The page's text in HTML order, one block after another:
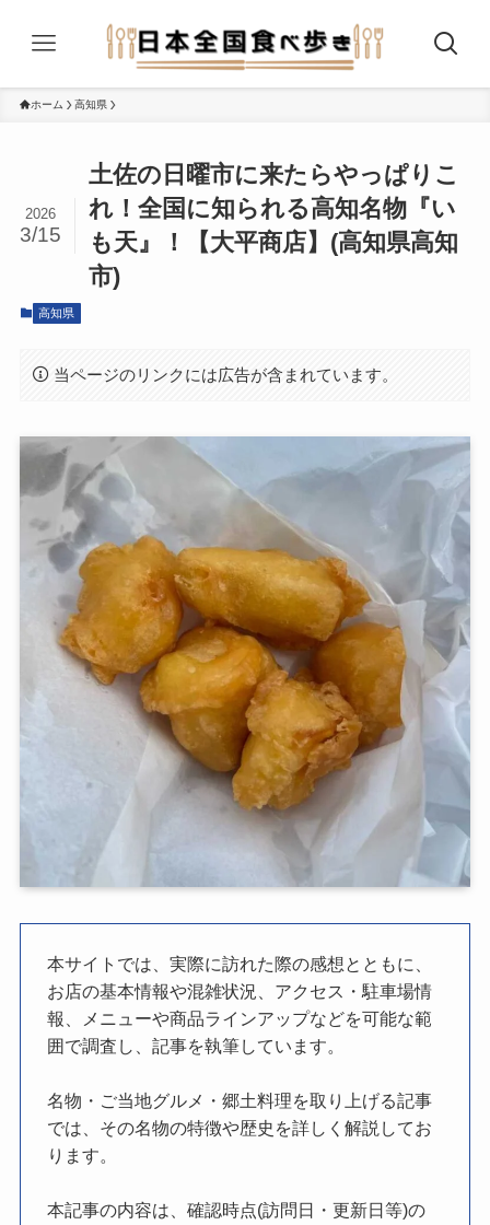
ホーム 高知県
土佐の日曜市に来たらやっぱりこ
れ！全国に知られる高知名物『い
も天』！【大平商店】(高知県高知
市)
2026
3/15
高知県
当ページのリンクには広告が含まれています。
本サイトでは、実際に訪れた際の感想とともに、
お店の基本情報や混雑状況、アクセス・駐車場情
報、メニューや商品ラインアップなどを可能な範
囲で調査し、記事を執筆しています。
名物・ご当地グルメ・郷土料理を取り上げる記事
では、その名物の特徴や歴史を詳しく解説してお
ります。
本記事の内容は、確認時点(訪問日・更新日等)の